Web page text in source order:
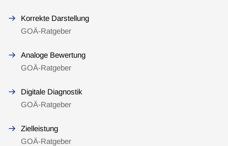
Korrekte Darstellung
GOÄ-Ratgeber
Analoge Bewertung
GOÄ-Ratgeber
Digitale Diagnostik
GOÄ-Ratgeber
Zielleistung
GOÄ-Ratgeber